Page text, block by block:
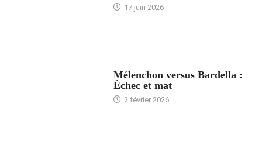
17 juin 2026
Mélenchon versus Bardella :
Échec et mat
2 février 2026